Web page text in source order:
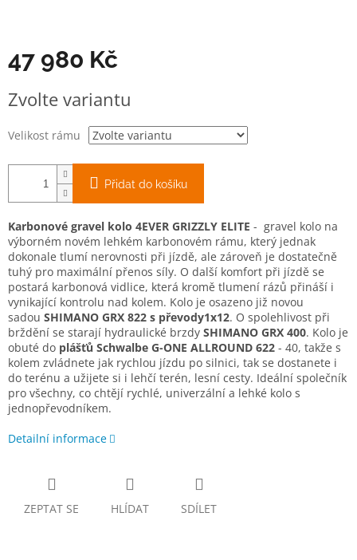
47 980 Kč
cena:
Zvolte variantu
Velikost rámu
Přidat do košíku
Karbonové gravel kolo 4EVER GRIZZLY ELITE - gravel kolo na
výborném novém lehkém karbonovém rámu, který jednak
dokonale tlumí nerovnosti při jízdě, ale zároveň je dostatečně
tuhý pro maximální přenos síly. O další komfort při jízdě se
postará karbonová vidlice, která kromě tlumení rázů přináší i
vynikající kontrolu nad kolem. Kolo je osazeno již novou
sadou SHIMANO GRX 822 s převody1x12. O spolehlivost při
brždění se starají hydraulické brzdy SHIMANO GRX 400. Kolo je
obuté do plášťů Schwalbe G-ONE ALLROUND 622 - 40, takže s
kolem zvládnete jak rychlou jízdu po silnici, tak se dostanete i
do terénu a užijete si i lehčí terén, lesní cesty. Ideální společník
pro všechny, co chtějí rychlé, univerzální a lehké kolo s
jednopřevodníkem.
Detailní informace
ZEPTAT SE HLÍDAT SDÍLET